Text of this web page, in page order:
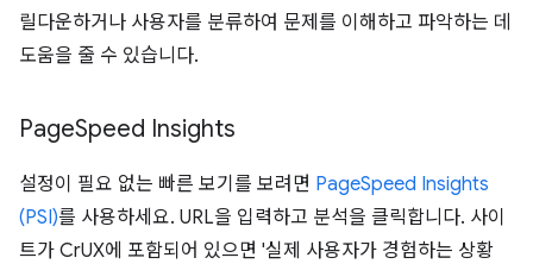
릴다운하거나 사용자를 분류하여 문제를 이해하고 파악하는 데
도움을 줄 수 있습니다.
PageSpeed Insights
설정이 필요 없는 빠른 보기를 보려면 PageSpeed Insights
(PSI)를 사용하세요. URL을 입력하고 분석을 클릭합니다. 사이
트가 CrUX에 포함되어 있으면 '실제 사용자가 경험하는 상황